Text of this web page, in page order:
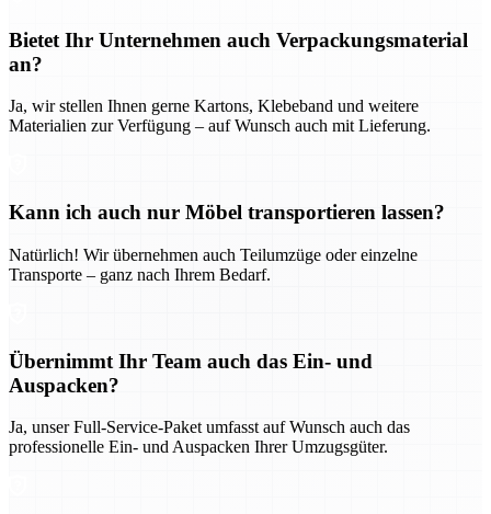
Bietet Ihr Unternehmen auch Verpackungsmaterial
an?
Ja, wir stellen Ihnen gerne Kartons, Klebeband und weitere
Materialien zur Verfügung – auf Wunsch auch mit Lieferung.
Kann ich auch nur Möbel transportieren lassen?
Natürlich! Wir übernehmen auch Teilumzüge oder einzelne
Transporte – ganz nach Ihrem Bedarf.
Übernimmt Ihr Team auch das Ein- und
Auspacken?
Ja, unser Full-Service-Paket umfasst auf Wunsch auch das
professionelle Ein- und Auspacken Ihrer Umzugsgüter.